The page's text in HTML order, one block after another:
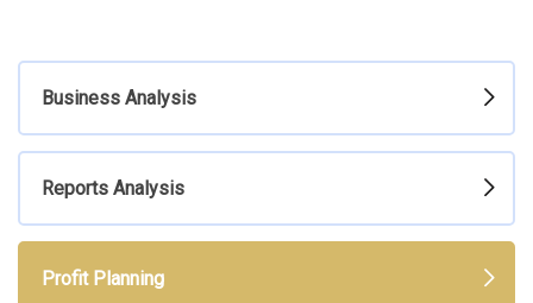
Business Analysis
Reports Analysis
Profit Planning